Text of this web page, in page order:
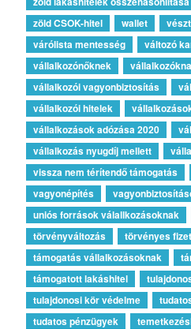
zöld CSOK-hitel
wallet
várólista mentesség
változó
vállalkozónőknek
vállalkozói vagyonbiztosítás
vállalkozói hitelek
vállalkozások adózása 2020
vállalkozás nyugdíj mellett
vissza nem térítendő támogatás
vagyonépítés
uniós források válallkozásoknak
törvényváltozás
törvényes
támogatás vállalkozásoknak
támogatott lakáshitel
tulajdonosi kör védelme
tudatos pénzügyek